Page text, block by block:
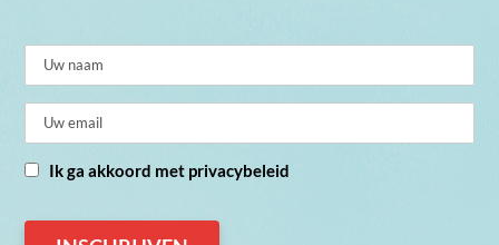
Ik ga akkoord met privacybeleid